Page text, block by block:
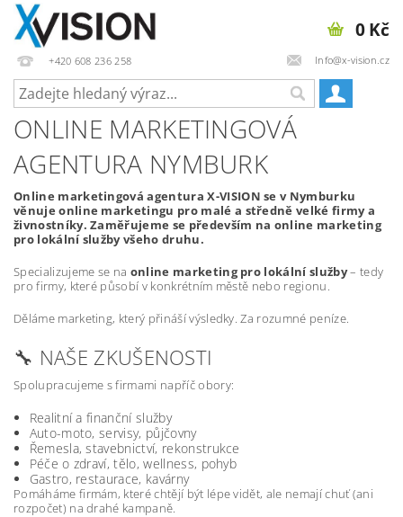
+420 608 236 258 Info@x-vision.cz
0 Kč
ONLINE MARKETINGOVÁ
AGENTURA NYMBURK
Online marketingová agentura X-VISION se v Nymburku
věnuje online marketingu pro malé a středně velké firmy a
živnostníky. Zaměřujeme se především na online marketing
pro lokální služby všeho druhu.
Specializujeme se na online marketing pro lokální služby– tedy
pro firmy, které působí v konkrétním městě nebo regionu.
Děláme marketing, který přináší výsledky. Za rozumné peníze.
🔧 NAŠE ZKUŠENOSTI
Spolupracujeme s firmami napříč obory:
Realitní a finanční služby
Auto-moto, servisy, půjčovny
Řemesla, stavebnictví, rekonstrukce
Péče o zdraví, tělo, wellness, pohyb
Gastro, restaurace, kavárny
Pomáháme firmám, které chtějí být lépe vidět, ale nemají chuť (ani
rozpočet) na drahé kampaně.